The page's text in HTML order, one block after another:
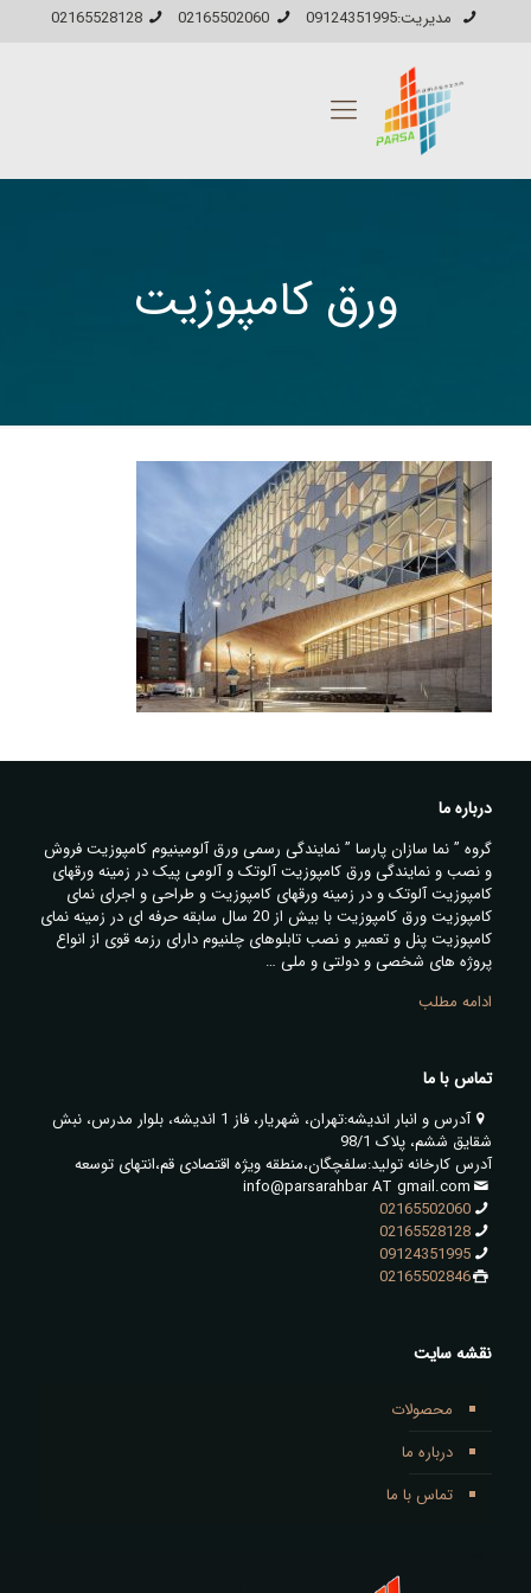
مدیریت:09124351995 02165502060
02165528128
ورق کامپوزیت
درباره ما
گروه ” نما سازان پارسا ” نمایندگی رسمی ورق آلومینیوم کامپوزیت فروش
و نصب و نمایندگی ورق کامپوزیت آلوتک و آلومی پیک در زمینه ورقهای
کامپوزیت آلوتک و در زمینه ورقهای کامپوزیت و طراحی و اجرای نمای
کامپوزیت ورق کامپوزیت با بیش از 20 سال سابقه حرفه ای در زمینه نمای
کامپوزیت پنل و تعمیر و نصب تابلوهای چلنیوم دارای رزمه قوی از انواع
پروژه های شخصی و دولتی و ملی …
ادامه مطلب
تماس با ما
آدرس و انبار اندیشه:تهران، شهریار، فاز 1 اندیشه، بلوار مدرس، نبش
شقایق ششم، پلاک 98/1
آدرس کارخانه تولید:سلفچگان،منطقه ویژه اقتصادی قم،انتهای توسعه
info@parsarahbar AT gmail.com
02165502060
02165528128
09124351995
02165502846
نقشه سایت
محصولات
درباره ما
تماس با ما